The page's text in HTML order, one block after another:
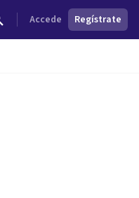
Accede Regístrate